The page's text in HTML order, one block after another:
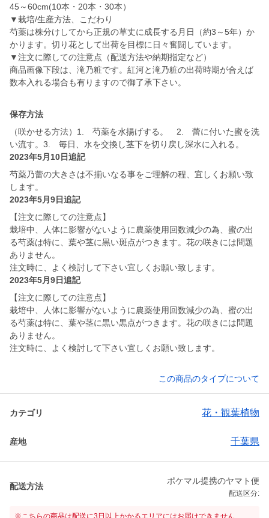
45～60cm(10本・20本・30本）
▼栽培/生産方法、こだわり
芍薬は株分けしてから正規の草丈に成長する月日（約3～5年）か
かります。切り花として出荷を目標に日々奮闘しています。
▼注文に際しての注意点（配送方法や納期指定など）
商品画像下段は、滝乃粧です。紅河と滝乃粧の出荷時期が合えば
数本入れる場合も有りますので御了承下さい。
保存方法
（咲かせる方法）1. 芍薬を水揚げする。 2. 蕾に付いた蜜を洗
い流す。3. 毎日、水を交換し茎下を切り戻し深水に入れる。
2023年5月10日追記
芍薬乃蕾の大きさは不揃いなる事をご理解の程、宜しくお願い致
します。
2023年5月9日追記
【注文に際しての注意点】
栽培中、人体に影響がないように農薬使用回数減少の為、蜜の出
る芍薬は特に、葉や茎に黒い斑点がつきます。花の咲きには問題
ありません。
注文時に、よく検討して下さい宜しくお願い致します。
2023年5月9日追記
【注文に際しての注意点】
栽培中、人体に影響がないように農薬使用回数減少の為、蜜の出
る芍薬は特に、葉や茎に黒い黒点がつきます。花の咲きには問題
ありません。
注文時に、よく検討して下さい宜しくお願い致します。
この商品のタイプについて
カテゴリ 花・観葉植物
産地 千葉県
配送方法
ポケマル提携のヤマト便
配送区分:
※こちらの商品は配送に3日以上かかるエリアにはお届けできません